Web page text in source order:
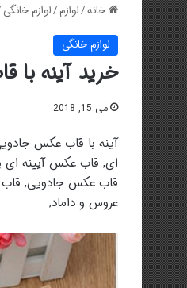
خانه/لوازم/لوازم خانگی
لوازم خانگی
خرید آینه
می 15, 2018
آینه با قاب عکس
ای, قاب عکس آیینه ای
قاب عکس جادویی, قاب
عروس و داماد,